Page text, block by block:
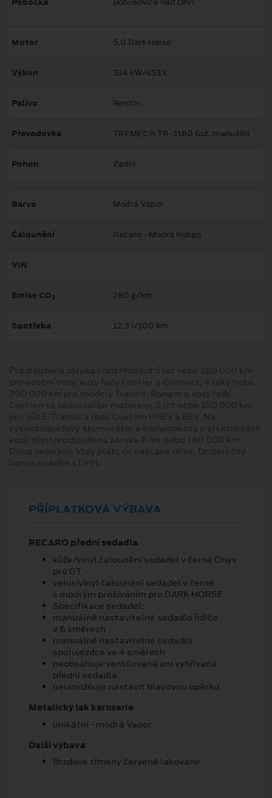
Motor 5.0 Dark Horse
Výkon 334 kW/453 k
Palivo Benzín
Převodovka TREMEC® TR-3160 6st. manuální
Pohon Zadní
Barva Modrá Vapor
Čalounění Recaro - Modrá Indigo
VIN
Emise CO2 280 g/km
Spotřeba 12,3 l/100 km
Prodloužená záruka Ford Protect 5 let nebo 100 000 km
pro osobní vozy, vozy řady Courier a Connect, 4 roky nebo
200 000 km pro modely Transit, Ranger a vozy řady
Custom se spalovacím motorem, 5 let nebo 150 000 km
pro vůz E-Transit a řadu Custom PHEV a BEV. Na
vysokonapěťový akumulátor a komponenty u elektrických
vozů platí prodloužená záruka 8 let nebo 160 000 km.
Doba nebo km: Vždy platí, co nastane dříve. Dodatečný
bonus uváděn s DPH.
PŘÍPLATKOVÁ VÝBAVA
RECARO přední sedadla
kůže/vinyl čalounění sedadel v černé Onyx
pro GT
velur/vinyl čalounění sedadel v černé
s modrým prošíváním pro DARK HORSE
Specifikace sedadel:
manuálně nastavitelné sedadlo řidiče
v 6 směrech
manuálně nastavitelné sedadlo
spolujezdce ve 4 směrech
neobsahuje ventilovaná ani vyhřívaná
přední sedadla
neumožňuje nastavit hlavovou opěrku
Metalický lak karoserie
unikátní - modrá Vapor
Další výbava
Brzdové třmeny červeně lakované